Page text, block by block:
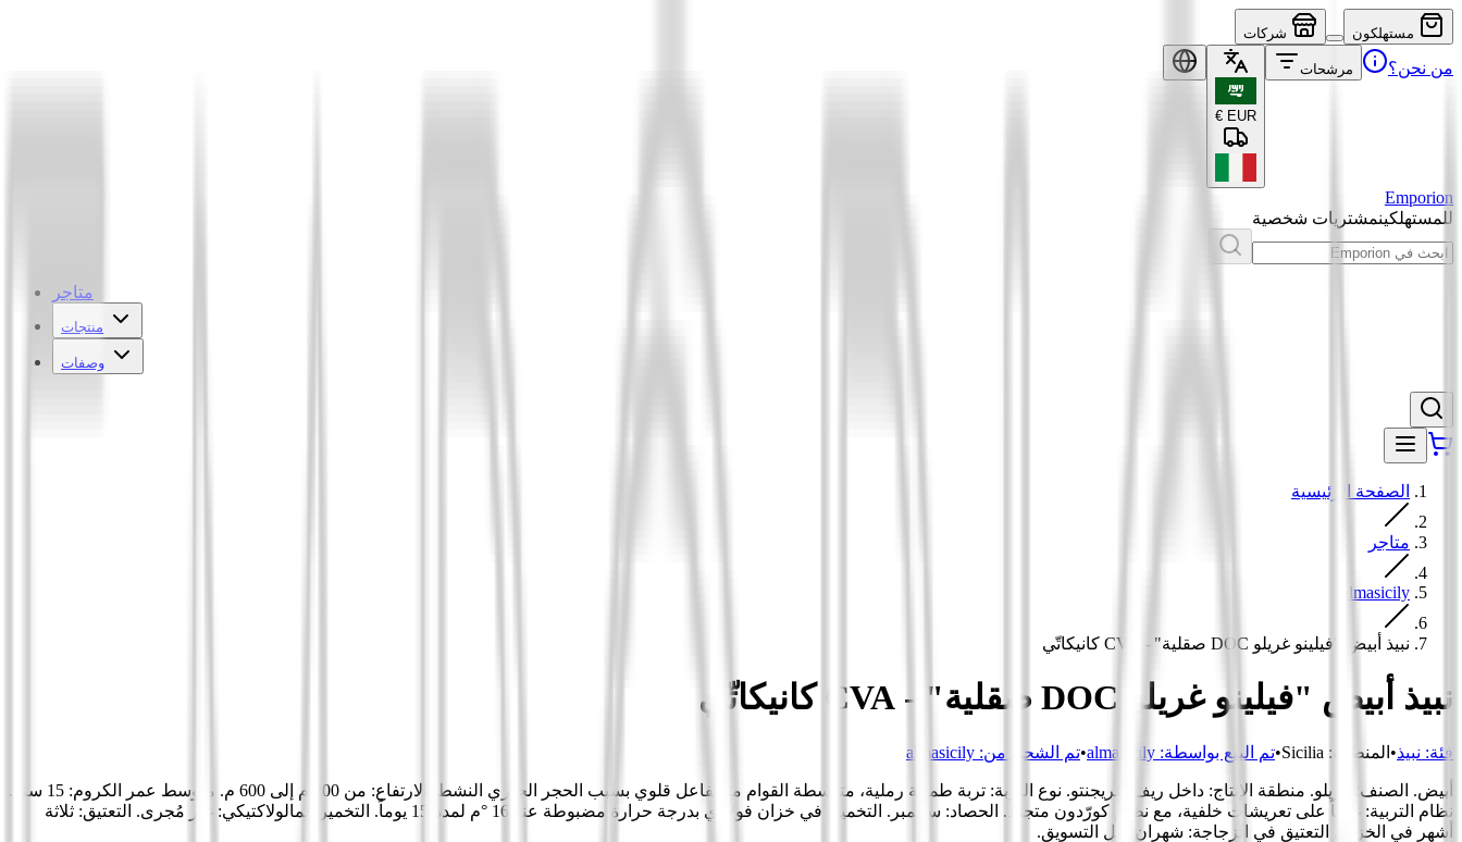
مستهلكون شركات
من نحن؟ مرشحات
EUR
€
Emporion
للمستهلكينمشتريات شخصية
متاجر
منتجات
وصفات
الصفحة الرئيسية
متاجر
almasicily
نبيذ أبيض "فيلينو غريلو DOC صقلية" - CVA كانيكاتّي
نبيذ أبيض "فيلينو غريلو DOC صقلية" - CVA كانيكاتّي
فئة: نبيذ• المنطقة :
Sicilia
•تم البيع بواسطة: almasicily
•تم الشحن من: almasicily
أبيض. الصنف: غريلو. منطقة الإنتاج: داخل ريف أغريجنتو. نوع التربة: تربة طميية رملية، متوسطة القوام مع تفاعل قلوي بسبب الحجر الجيري النشط. الارتفاع: من 200 م إلى 600 م. متوسط عمر الكروم: 15 سنة.
نظام التربية: غالباً على تعريشات خلفية، مع نظام كورّدون متجدد. الحصاد: سبتمبر. التخمير: في خزان فولاذي بدرجة حرارة مضبوطة عند 16 °م لمدة 15 يوماً. التخمير المالولاكتيكي: غير مُجرى. التعتيق: ثلاثة
أشهر في الخزان. التعتيق في الزجاجة: شهران قبل التسويق.